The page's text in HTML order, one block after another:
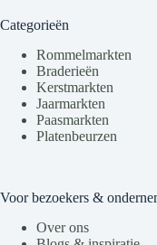
Categorieën
Rommelmarkten
Braderieën
Kerstmarkten
Jaarmarkten
Paasmarkten
Platenbeurzen
Voor bezoekers &
Over ons